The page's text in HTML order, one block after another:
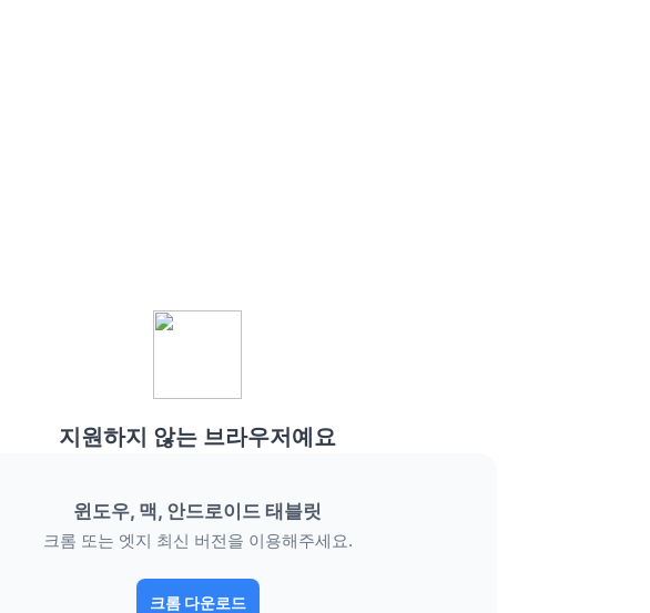
지원하지 않는 브라우저예요
윈도우, 맥, 안드로이드 태블릿
크롬 또는 엣지 최신 버전을 이용해주세요.
크롬 다운로드